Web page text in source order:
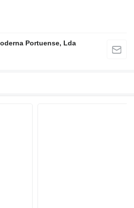
Portuense, Lda